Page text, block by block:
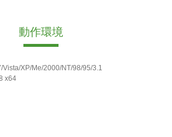
動作環境
Vista/XP/Me/2000/NT/98/95/3.1
x64